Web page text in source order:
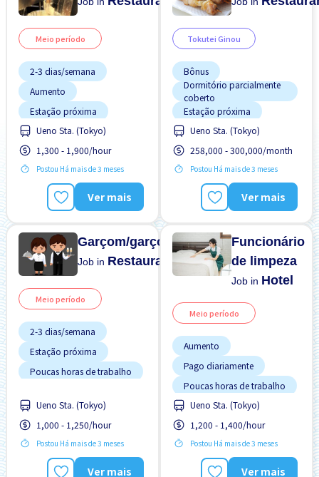
Meio período
2-3 dias/semana
Aumento
Estação próxima
Menos com o tempo
Preferência por Homens
Preferência por Mulheres
Preferência por Visto de
Estudante
Promoção
Refeições Fornecidas
Ueno Sta. (Tokyo)
1,300 - 1,900/hour
Postou Há mais de 3 meses
Ver mais
Tokutei Ginou
Bônus
Dormitório parcialmente
coberto
Estação próxima
Potêncial para Salário
Alto
Preferência por Homens
Preferência por Mulheres
Refeições Fornecidas
Transporte pago
Ueno Sta. (Tokyo)
258,000 - 300,000/month
Postou Há mais de 3 meses
Ver mais
Garçom/garçonete
Job in Restaurante
Meio período
2-3 dias/semana
Estação próxima
Poucas horas de trabalho
Turno FDS
Ueno Sta. (Tokyo)
1,000 - 1,250/hour
Postou Há mais de 3 meses
Ver mais
Funcionário
de limpeza
Job in Hotel
Meio período
Aumento
Pago diariamente
Poucas horas de trabalho
Preferência por Homens
Preferência por Mulheres
Promoção
Sem CV
Transporte pago
Ueno Sta. (Tokyo)
1,200 - 1,400/hour
Postou Há mais de 3 meses
Ver mais